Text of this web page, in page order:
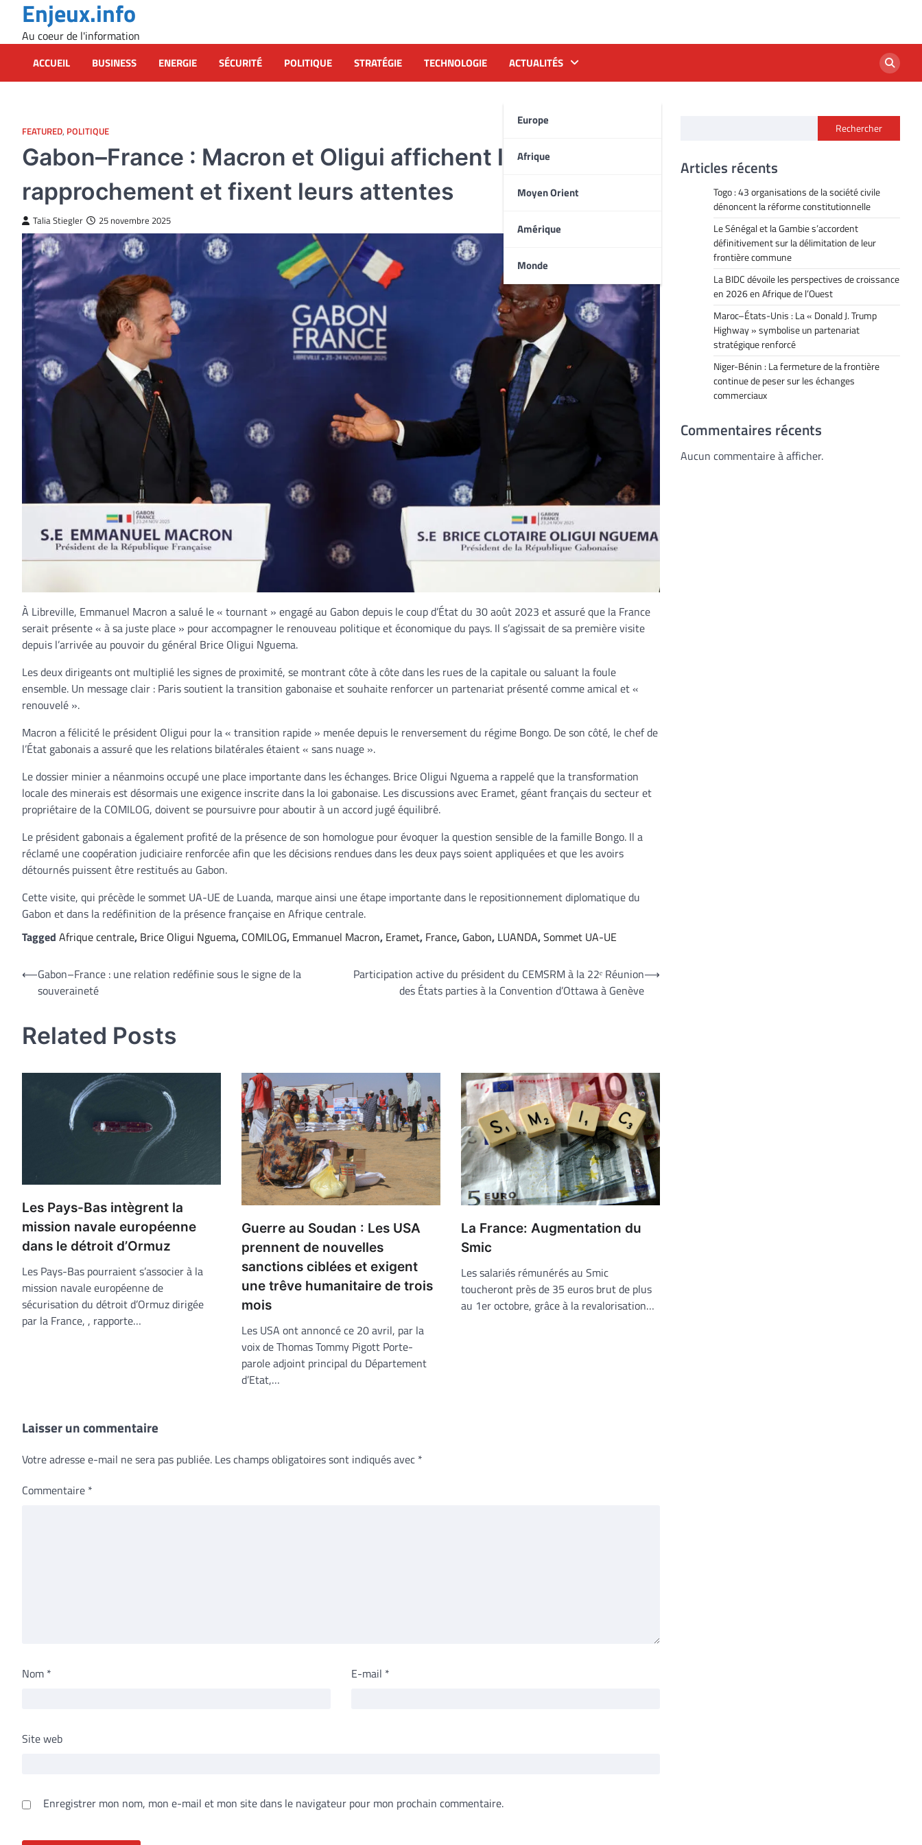
content
Enjeux.info
Au coeur de l'information
ACCUEIL BUSINESS ENERGIE SÉCURITÉ POLITIQUE STRATÉGIE TECHNOLOGIE ACTUALITÉS
Europe
Afrique
Moyen Orient
Amérique
Monde
FEATURED, POLITIQUE
Gabon–France : Macron et Oligui affichent leur
rapprochement et fixent leurs attentes
Talia Stiegler 25 novembre 2025
À Libreville, Emmanuel Macron a salué le « tournant » engagé au Gabon depuis le coup d’État du 30 août 2023 et assuré que la France
serait présente « à sa juste place » pour accompagner le renouveau politique et économique du pays. Il s’agissait de sa première visite
depuis l’arrivée au pouvoir du général Brice Oligui Nguema.
Les deux dirigeants ont multiplié les signes de proximité, se montrant côte à côte dans les rues de la capitale ou saluant la foule
ensemble. Un message clair : Paris soutient la transition gabonaise et souhaite renforcer un partenariat présenté comme amical et «
renouvelé ».
Macron a félicité le président Oligui pour la « transition rapide » menée depuis le renversement du régime Bongo. De son côté, le chef de
l’État gabonais a assuré que les relations bilatérales étaient « sans nuage ».
Le dossier minier a néanmoins occupé une place importante dans les échanges. Brice Oligui Nguema a rappelé que la transformation
locale des minerais est désormais une exigence inscrite dans la loi gabonaise. Les discussions avec Eramet, géant français du secteur et
propriétaire de la COMILOG, doivent se poursuivre pour aboutir à un accord jugé équilibré.
Le président gabonais a également profité de la présence de son homologue pour évoquer la question sensible de la famille Bongo. Il a
réclamé une coopération judiciaire renforcée afin que les décisions rendues dans les deux pays soient appliquées et que les avoirs
détournés puissent être restitués au Gabon.
Cette visite, qui précède le sommet UA-UE de Luanda, marque ainsi une étape importante dans le repositionnement diplomatique du
Gabon et dans la redéfinition de la présence française en Afrique centrale.
Tagged Afrique centrale, Brice Oligui Nguema, COMILOG, Emmanuel Macron, Eramet, France, Gabon, LUANDA,Sommet UA-UE
Navigation
⟵Gabon–France : une relation redéfinie sous le signe de la
souveraineté
Participation active du président du CEMSRM à la 22ᵉ Réunion
des États parties à la Convention d’Ottawa à Genève
⟶
Related Posts
Les Pays-Bas intègrent la
mission navale européenne
dans le détroit d’Ormuz
Les Pays-Bas pourraient s’associer à la
mission navale européenne de
sécurisation du détroit d’Ormuz dirigée
par la France, , rapporte…
Guerre au Soudan : Les USA
prennent de nouvelles
sanctions ciblées et exigent
une trêve humanitaire de trois
mois
Les USA ont annoncé ce 20 avril, par la
voix de Thomas Tommy Pigott Porte-
parole adjoint principal du Département
d’Etat,…
La France: Augmentation du
Smic
Les salariés rémunérés au Smic
toucheront près de 35 euros brut de plus
au 1er octobre, grâce à la revalorisation…
Laisser un commentaire
Votre adresse e-mail ne sera pas publiée. Les champs obligatoires sont indiqués avec *
Commentaire *
Nom * E-mail *
Site web
Enregistrer mon nom, mon e-mail et mon site dans le navigateur pour mon prochain commentaire.
Rechercher
Articles récents
Togo : 43 organisations de la société civile
dénoncent la réforme constitutionnelle
Le Sénégal et la Gambie s’accordent
définitivement sur la délimitation de leur
frontière commune
La BIDC dévoile les perspectives de croissance
en 2026 en Afrique de l’Ouest
Maroc–États-Unis : La « Donald J. Trump
Highway » symbolise un partenariat
stratégique renforcé
Niger-Bénin : La fermeture de la frontière
continue de peser sur les échanges
commerciaux
Commentaires récents
Aucun commentaire à afficher.